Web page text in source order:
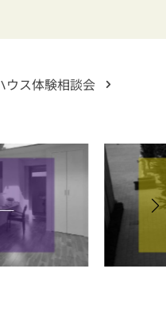
ウス体験相談会